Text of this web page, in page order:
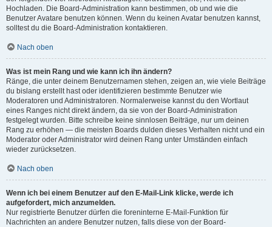
Hochladen. Die Board-Administration kann bestimmen, ob und wie die
Benutzer Avatare benutzen können. Wenn du keinen Avatar benutzen kannst,
solltest du die Board-Administration kontaktieren.
Nach oben
Was ist mein Rang und wie kann ich ihn ändern?
Ränge, die unter deinem Benutzernamen stehen, zeigen an, wie viele Beiträge
du bislang erstellt hast oder identifizieren bestimmte Benutzer wie
Moderatoren und Administratoren. Normalerweise kannst du den Wortlaut
eines Ranges nicht direkt ändern, da sie von der Board-Administration
festgelegt wurden. Bitte schreibe keine sinnlosen Beiträge, nur um deinen
Rang zu erhöhen — die meisten Boards dulden dieses Verhalten nicht und ein
Moderator oder Administrator wird deinen Rang unter Umständen einfach
wieder zurücksetzen.
Nach oben
Wenn ich bei einem Benutzer auf den E-Mail-Link klicke, werde ich
aufgefordert, mich anzumelden.
Nur registrierte Benutzer dürfen die foreninterne E-Mail-Funktion für
Nachrichten an andere Benutzer nutzen, falls diese von der Board-